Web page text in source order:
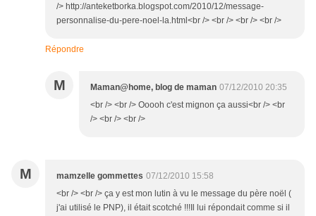
/> http://anteketborka.blogspot.com/2010/12/message-
personnalise-du-pere-noel-la.html<br /> <br /> <br /> <br />
Répondre
M Maman@home, blog de maman 07/12/2010 20:35
<br /> <br /> Ooooh c'est mignon ça aussi<br /> <br
/> <br /> <br />
M mamzelle gommettes 07/12/2010 15:58
<br /> <br /> ça y est mon lutin à vu le message du père noël (
j'ai utilisé le PNP), il était scotché !!!Il lui répondait comme si il